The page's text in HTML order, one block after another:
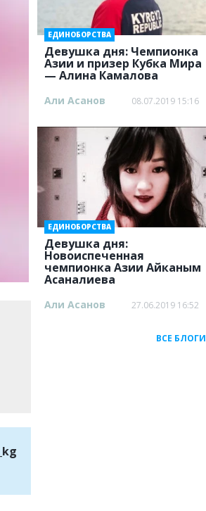
Девушка дня: Чемпионка
Азии и призер Кубка Мира
— Алина Камалова
ЕДИНОБОРСТВА
Али Асанов 08.07.2019 15:16
Девушка дня:
Новоиспеченная
чемпионка Азии Айканым
Асаналиева
ЕДИНОБОРСТВА
Али Асанов 27.06.2019 16:52
ВСЕ БЛОГИ